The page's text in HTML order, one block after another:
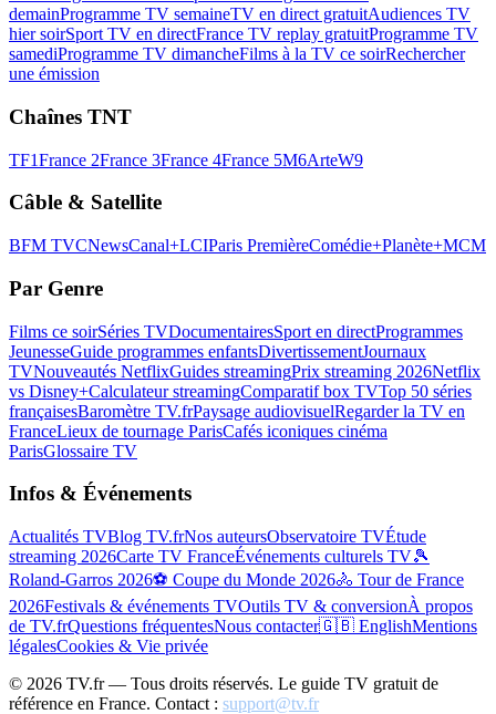
demainProgramme TV semaineTV en direct gratuitAudiences TV
hier soirSport TV en directFrance TV replay gratuitProgramme TV
samediProgramme TV dimancheFilms à la TV ce soirRechercher
une émission
Chaînes TNT
TF1France 2France 3France 4France 5M6ArteW9
Câble & Satellite
BFM TVCNewsCanal+LCIParis PremièreComédie+Planète+MCM
Par Genre
Films ce soirSéries TVDocumentairesSport en directProgrammes
JeunesseGuide programmes enfantsDivertissementJournaux
TVNouveautés NetflixGuides streamingPrix streaming 2026Netflix
vs Disney+Calculateur streamingComparatif box TVTop 50 séries
françaisesBaromètre TV.frPaysage audiovisuelRegarder la TV en
FranceLieux de tournage ParisCafés iconiques cinéma
ParisGlossaire TV
Infos & Événements
Actualités TVBlog TV.frNos auteursObservatoire TVÉtude
streaming 2026Carte TV FranceÉvénements culturels TV🎾
Roland-Garros 2026⚽ Coupe du Monde 2026🚴 Tour de France
2026Festivals & événements TVOutils TV & conversionÀ propos
de TV.frQuestions fréquentesNous contacter🇬🇧 EnglishMentions
légalesCookies & Vie privée
© 2026 TV.fr — Tous droits réservés. Le guide TV gratuit de
référence en France. Contact : support@tv.fr